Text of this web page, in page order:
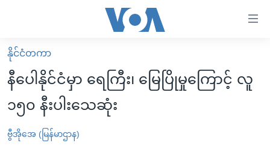
လွယ်ကူ
စေ
Link
များ
မူလစာမျက်နှာ
မြန်မာ
ကမ္ဘာ့သတင်းများ
နိုင်ငံတကာ
ဗွီဒီယို
နိုင်ငံတကာ
နီပေါနိုင်ငံမှာ ရေကြီး၊ မြေပြိုမှုကြောင့် လူ
၁၅၀ နီးပါးသေဆုံး
ဗွီအိုအေ (မြန်မာဌာန)